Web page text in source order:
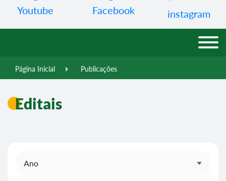
Página Inicial Publicações
Editais